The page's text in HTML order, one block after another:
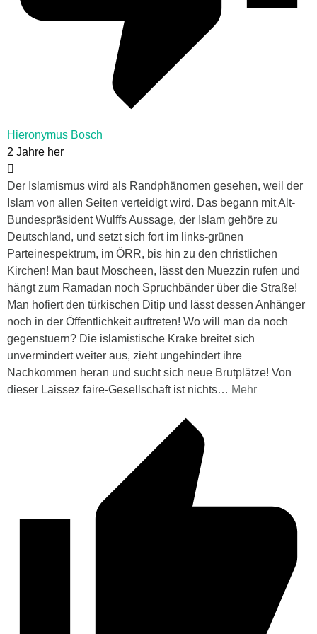
Hieronymus Bosch
2 Jahre her
Der Islamismus wird als Randphänomen gesehen, weil der
Islam von allen Seiten verteidigt wird. Das begann mit Alt-
Bundespräsident Wulffs Aussage, der Islam gehöre zu
Deutschland, und setzt sich fort im links-grünen
Parteinespektrum, im ÖRR, bis hin zu den christlichen
Kirchen! Man baut Moscheen, lässt den Muezzin rufen und
hängt zum Ramadan noch Spruchbänder über die Straße!
Man hofiert den türkischen Ditip und lässt dessen Anhänger
noch in der Öffentlichkeit auftreten! Wo will man da noch
gegenstuern? Die islamistische Krake breitet sich
unvermindert weiter aus, zieht ungehindert ihre
Nachkommen heran und sucht sich neue Brutplätze! Von
dieser Laissez faire-Gesellschaft ist nichts… Mehr